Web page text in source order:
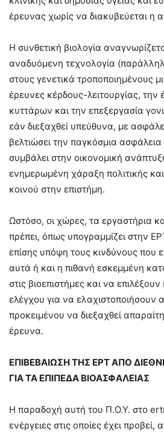
έρευνας χωρίς να διακυβεύεται η
Η συνθετική βιολογία
αναδυόμενη τεχνολογία
στους γενετικά τροποποιημένους
έρευνες κέρδους-λειτουργίας,
κυττάρων και την επεξεργασία
εάν διεξαχθεί υπεύθυνα, με
βελτιώσει την παγκόσμια ασφάλεια
συμβάλει στην οικονομική
ενημερωμένη χάραξη πολιτικής
κοινού στην επιστήμη.
Ωστόσο, οι χώρες, τα εργαστήρια
πρέπει, όπως υπογραμμίζει στην
επίσης υπόψη τους κινδύνους που
αυτά ή και η πιθανή εσκεμμένη
στις βιοεπιστήμες και να
ελέγχου για να ελαχιστοποιήσουν
προκειμένου να διεξαχθεί
έρευνα.
ΕΠΙΒΕΒΑΙΩΣΗ ΤΗΣ ΕΡΤ ΑΠΟ
ΓΙΑ ΤΑ ΕΠΙΠΕΔΑ ΒΙΟΑΣΦΑΛΕΙΑΣ
Η παραδοχή αυτή του Π.Ο.Υ. στο
ενέργειες στις οποίες έχει προβεί,